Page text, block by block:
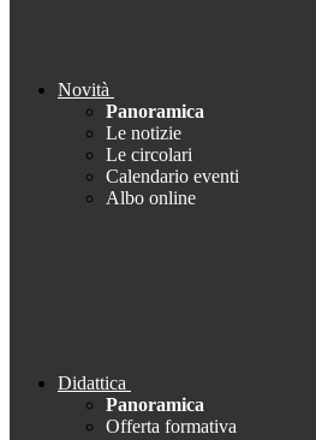
Novità
Panoramica
Le notizie
Le circolari
Calendario eventi
Albo online
Didattica
Panoramica
Offerta formativa